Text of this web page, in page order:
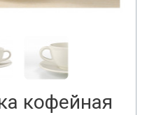
кофейная